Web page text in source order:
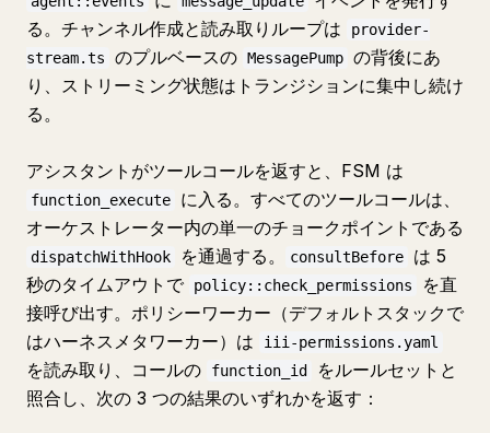
る。チャンネル作成と読み取りループは
provider-
stream.ts
のプルベースの MessagePump の背後にあ
り、ストリーミング状態はトランジションに集中し続け
る。
アシスタントがツールコールを返すと、FSM は
function_execute
に入る。すべてのツールコールは、
オーケストレーター内の単一のチョークポイントである
dispatchWithHook を通過する。 consultBefore
は 5
秒のタイムアウトで policy::check_permissions
を直
接呼び出す。ポリシーワーカー（デフォルトスタックで
はハーネスメタワーカー）は
iii-permissions.yaml
を読み取り、コールの function_id
をルールセットと
照合し、次の 3 つの結果のいずれかを返す：